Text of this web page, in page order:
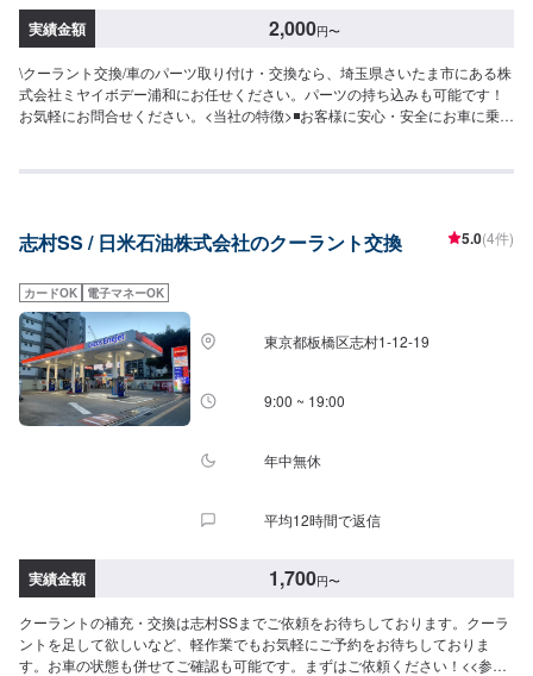
実績金額 2,000円〜
\クーラント交換/車のパーツ取り付け・交換なら、埼玉県さいたま市にある株
式会社ミヤイボデー浦和にお任せください。パーツの持ち込みも可能です！
お気軽にお問合せください。<当社の特徴>◾お客様に安心・安全にお車に乗っ
の長いスタッフが丁寧にわかりやすく説明いたしますので、その都度おっし
問い合わせ【2】車の確認・お見積もりの作成【3】車のお預かり【4】修理
中にお車が必要なお客様には、代車をお出しすることもできますので事前に
ご相談ください。代車は、ご希望の車種がお選びいただけ、ほぼすべてに
ETC、ナビが付いております。※代車の燃料代はお客様にご負担いただいてお
ります。【定休日・営業時間】定休日：不定休日曜日はお問い合わせくださ
い。営業時間：9:00~18:00
志村SS / 日米石油株式会社のクーラント交換 5.0(4件)
カードOK 電子マネーOK
東京都板橋区志村1-12-19
9:00 ~ 19:00
年中無休
平均12時間で返信
実績金額 1,700円〜
クーラントの補充・交換は志村SSまでご依頼をお待ちしております。クーラ
ントを足して欲しいなど、軽作業でもお気軽にご予約をお待ちしておりま
す。お車の状態も併せてご確認も可能です。まずはご依頼ください！<<参考